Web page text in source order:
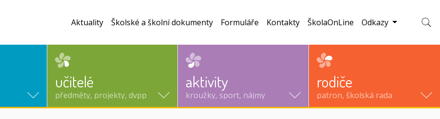
učitelé
předměty, projekty, dvpp
aktivity
kroužky, sport, nájmy
rodiče
patron, školská rada
Aktuality Školské a školní dokumenty Formuláře Kontakty ŠkolaOnLine Odkazy